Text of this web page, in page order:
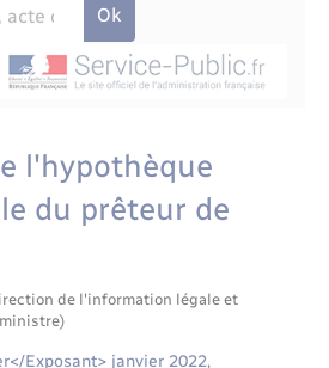
l'hypothèque
du prêteur de
de l'information légale et
Exposant> janvier 2022,